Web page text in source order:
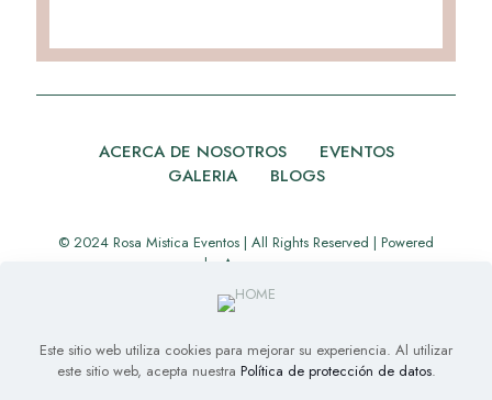
ACERCA DE NOSOTROS
EVENTOS
GALERIA
BLOGS
© 2024 Rosa Mistica Eventos | All Rights Reserved | Powered
by
Appverse
Este sitio web utiliza cookies para mejorar su experiencia. Al utilizar
este sitio web, acepta nuestra Política de protección de datos.